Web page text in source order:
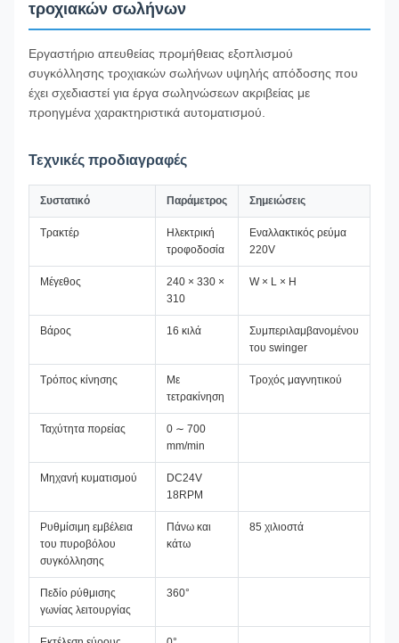
τροχιακών σωλήνων
Εργαστήριο απευθείας προμήθειας εξοπλισμού
συγκόλλησης τροχιακών σωλήνων υψηλής απόδοσης που
έχει σχεδιαστεί για έργα σωληνώσεων ακριβείας με
προηγμένα χαρακτηριστικά αυτοματισμού.
Τεχνικές προδιαγραφές
Συστατικό Παράμετρος Σημειώσεις
Τρακτέρ
Ηλεκτρική
τροφοδοσία
Εναλλακτικός ρεύμα
220V
Μέγεθος
240 × 330 ×
310
W × L × H
Βάρος 16 κιλά
Συμπεριλαμβανομένου
του swinger
Τρόπος κίνησης
Με
τετρακίνηση
Τροχός μαγνητικού
Ταχύτητα πορείας
0 ∼ 700
mm/min
Μηχανή κυματισμού
DC24V
18RPM
Ρυθμίσιμη εμβέλεια
του πυροβόλου
συγκόλλησης
Πάνω και
κάτω
85 χιλιοστά
Πεδίο ρύθμισης
γωνίας λειτουργίας
360°